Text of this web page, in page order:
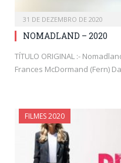
31 DE DEZEMBRO DE 2020
NOMADLAND – 2020
TÍTULO ORIGINAL :-
Frances McDormand (Fern)
FILMES 2020